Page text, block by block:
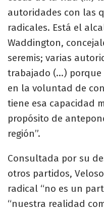
autoridades con las
radicales. Está el
Waddington,
seremis; varias
trabajado (…) porque
en la voluntad de
tiene esa capacidad
propósito de
región”.
Consultada por su
otros partidos,
radical “no es un
“nuestra realidad